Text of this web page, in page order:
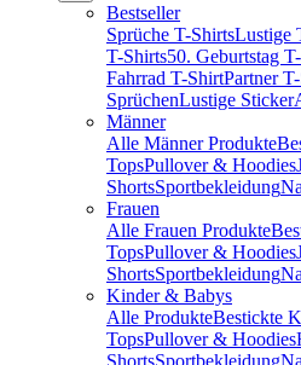
Bestseller
Sprüche T-ShirtsLustige
T-Shirts50. Geburtstag
Fahrrad T-ShirtPartner
SprüchenLustige Sticker
Männer
Alle Männer Produkte
TopsPullover & Hoodies
ShortsSportbekleidung
Frauen
Alle Frauen Produkte
TopsPullover & Hoodies
ShortsSportbekleidung
Kinder & Babys
Alle ProdukteBestickte
TopsPullover & Hoodies
ShortsSportbekleidung